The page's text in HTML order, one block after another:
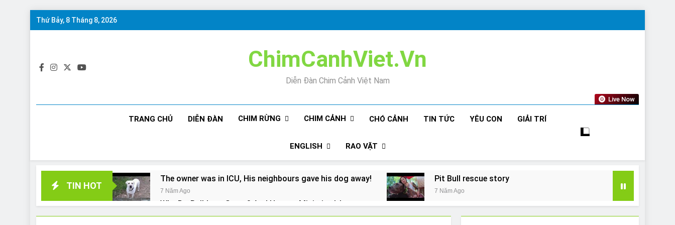
Skip
Thứ Bảy, 8 Tháng 8, 2026
ChimCanhViet.Vn
Diễn Đàn Chim Cảnh Việt Nam
Live Now
TRANG CHỦ DIỄN ĐÀN CHIM RỪNG CHIM CẢNH CHÓ CẢNH TIN TỨC YÊU CON GIẢI TRÍ
ENGLISH RAO VẶT
TIN HOT
The owner was in ICU, His neighbours gave his dog away!
7 Năm Ago
Pit Bull rescue story
7 Năm Ago
Why Do Bulldogs Snore? And How to Minimize It!
7 Năm Ago